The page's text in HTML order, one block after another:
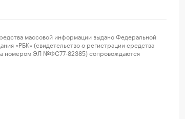
массовой информации выдано Федеральной
«РБК» (свидетельство о регистрации средства
номером ЭЛ №ФС77-82385) сопровождаются